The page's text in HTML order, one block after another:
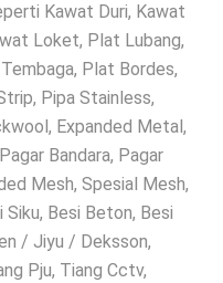
Kawat Duri, Kawat
Loket, Plat Lubang,
Plat Bordes,
Pipa Stainless,
Expanded Metal,
Bandara, Pagar
Mesh, Spesial Mesh,
Siku, Besi Beton, Besi
/ Jiyu / Deksson,
Pju, Tiang Cctv,